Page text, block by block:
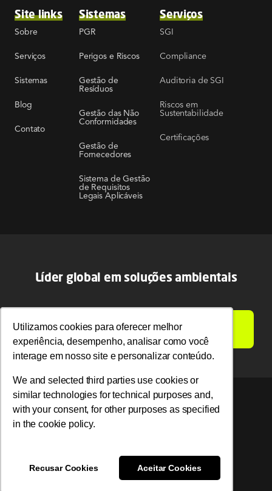
Utilizamos cookies para oferecer melhor
experiência, desempenho, analisar como você
interage em nosso site e personalizar conteúdo.
We and selected third parties use cookies or
similar technologies for technical purposes and,
with your consent, for other purposes as specified
in the cookie policy.
Recusar Cookies Aceitar Cookies
Utilizamos cookies para oferecer melhor
experiência, desempenho, analisar como você
interage em nosso site e personalizar conteúdo.
We and selected third parties use cookies or
similar technologies for technical purposes and,
with your consent, for other purposes as specified
in the cookie policy.
Recusar Cookies Aceitar Cookies
Site links
Sobre
Serviços
Sistemas
Blog
Contato
Sistemas
PGR
Perigos e Riscos
Gestão de
Resíduos
Gestão das Não
Conformidades
Gestão de
Fornecedores
Sistema de Gestão
de Requisitos
Legais Aplicáveis
Serviços
SGI
Compliance
Auditoria de SGI
Riscos em
Sustentabilidade
Certificações
Líder global em soluções ambientais
LIGAMOS PARA VOCÊ
© 2026 Ambipar. Todos os direitos reservados.